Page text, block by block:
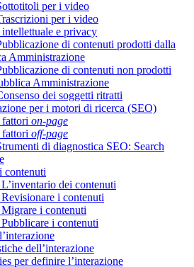
per i video
per i video
e privacy
di contenuti prodotti dalla
Amministrazione
di contenuti non prodotti
Amministrazione
dei soggetti ritratti
per i motori di ricerca (SEO)
on-page
off-page
di diagnostica SEO: Search
contenuti
dei contenuti
i contenuti
i contenuti
i contenuti
dell’interazione
per definire l’interazione